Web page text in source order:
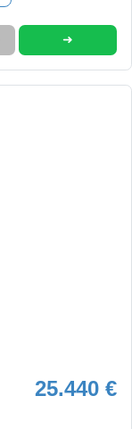
➜
25.440 €